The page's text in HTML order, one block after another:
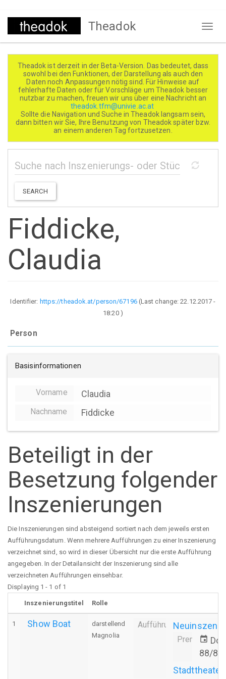
Direkt
Theadok
Theadok ist derzeit in der Beta-Version. Das bedeutet, dass
sowohl bei den Funktionen, der Darstellung als auch den
Daten noch Anpassungen nötig sind. Für Hinweise auf
fehlerhafte Daten oder für Vorschläge um Theadok besser
nutzbar zu machen, freuen wir uns über eine Nachricht an
theadok.tfm@univie.ac.at
Sollte die Navigation und Suche in Theadok langsam sein,
dann bitten wir Sie, Ihre Benutzung von Theadok später bzw.
an einem anderen Tag fortzusetzen.
SEARCH
Fiddicke,
Claudia
Identifier: https://theadok.at/person/67196(Last change:22.12.2017 -
18:20)
Person
Basisinformationen
Vorname Claudia
Nachname Fiddicke
Beteiligt in der
Besetzung folgender
Inszenierungen
Die Inszenierungen sind absteigend sortiert nach dem jeweils ersten
Aufführungsdatum. Wenn mehrere Aufführungen zu einer Inszenierung
verzeichnet sind, so wird in dieser Übersicht nur die erste Aufführung
angegeben. In der Detailansicht der Inszenierung sind alle
verzeichneten Aufführungen einsehbar.
Displaying 1 - 1 of 1
Inszenierungstitel Rolle
1 Show Boat
darstellend
Magnolia
Aufführung
Premiere
event
88/89